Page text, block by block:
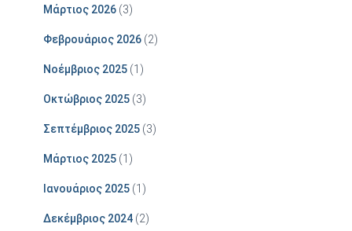
Μάρτιος 2026 (3)
Φεβρουάριος 2026 (2)
Νοέμβριος 2025 (1)
Οκτώβριος 2025 (3)
Σεπτέμβριος 2025 (3)
Μάρτιος 2025 (1)
Ιανουάριος 2025 (1)
Δεκέμβριος 2024 (2)